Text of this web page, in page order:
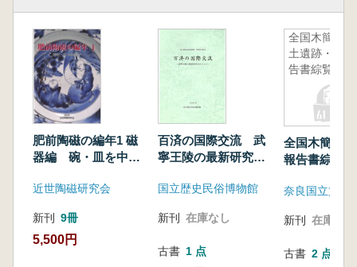
肥前陶磁の編年1 磁
器編 碗・皿を中心
近世陶磁研究会
新刊 9冊
5,500円
百済の国際交流 武
寧王陵の最新研究を
国立歴史民俗博物館
新刊 在庫なし
古書 1 点
全国木簡出
土遺跡・報
告書綜覧
全国木簡出
報告書綜覧
新刊 在庫なし
古書 2 点